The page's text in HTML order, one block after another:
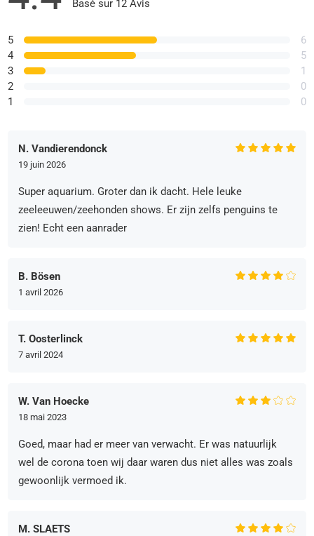
Basé sur 12 Avis
5
4
3
2
1
6
5
1
0
0
N. Vandierendonck
19 juin 2026
Super aquarium. Groter dan ik dacht. Hele leuke
zeeleeuwen/zeehonden shows. Er zijn zelfs penguins te
zien! Echt een aanrader
B. Bösen
1 avril 2026
T. Oosterlinck
7 avril 2024
W. Van Hoecke
18 mai 2023
Goed, maar had er meer van verwacht. Er was natuurlijk
wel de corona toen wij daar waren dus niet alles was zoals
gewoonlijk vermoed ik.
M. SLAETS